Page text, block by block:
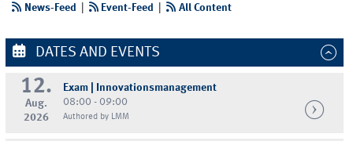
News-Feed Event-Feed | All Content
DATES AND EVENTS
12.
Aug.
2026
Exam | Innovationsmanagement
08:00 - 09:00
Authored by LMM